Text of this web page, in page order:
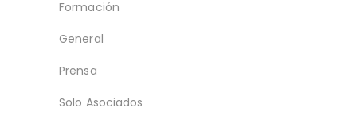
Formación
General
Prensa
Solo Asociados